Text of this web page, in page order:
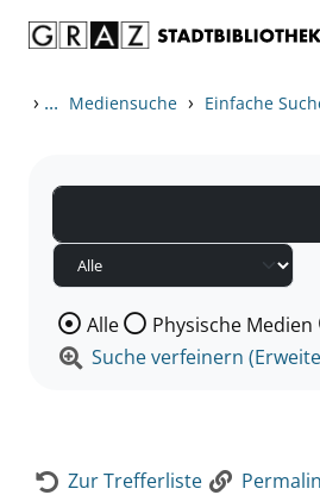
› ... Mediensuche › Einfache
Wählen Sie die Medienart
Alle Physische Medien
Suche verfeinern
Zur Trefferliste